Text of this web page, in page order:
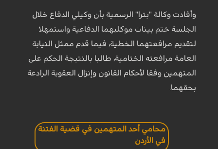
وأفادت وكالة "بترا" الرسمية بأن وكيلي الدفاع خلال
الجلسة ختم بينات موكليهما الدفاعية واستمهلا
لتقديم مرافعتهما الخطية، فيما قدم ممثل النيابة
العامة مرافعته الختامية، طالبا بالنتيجة الحكم على
المتهمين وفقا لأحكام القانون وإنزال العقوبة الرادعة
بحقهما.
محامي أحد المتهمين في قضية الفتنة
في الأردن